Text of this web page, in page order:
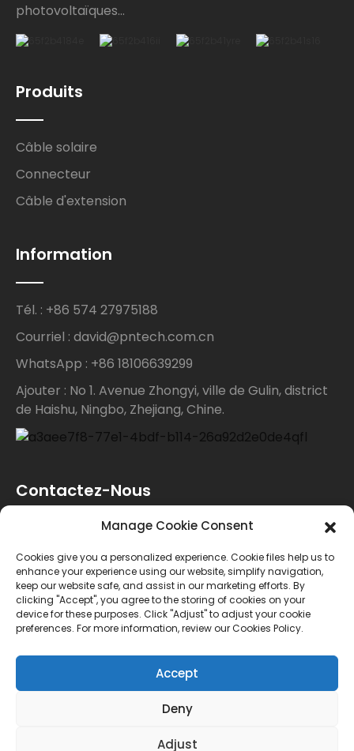
photovoltaïques...
Produits
Câble solaire
Connecteur
Câble d'extension
Information
Tél. : +86 574 27975188
Courriel : david@pntech.com.cn
WhatsApp : +86 18106639299
Ajouter : No 1. Avenue Zhongyi, ville de Gulin, district
de Haishu, Ningbo, Zhejiang, Chine.
Contactez-Nous
produits ou notre liste de prix, veuillez nous laisser
votre e-mail et nous vous contacterons dans les 24
heures.
ENQUÊTE
© Copyright - 2010-2024 : Tous droits réservés.
Manage Cookie Consent
Cookies give you a personalized experience. Cookie files help us to
enhance your experience using our website, simplify navigation,
keep our website safe, and assist in our marketing efforts. By
clicking "Accept", you agree to the storing of cookies on your
device for these purposes. Click "Adjust" to adjust your cookie
preferences. For more information, review our Cookies Policy.
Accept
Deny
Adjust